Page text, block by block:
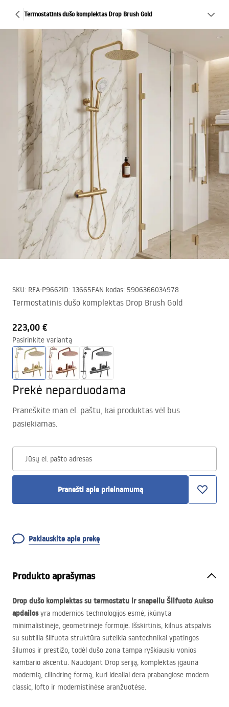
Termostatinis dušo komplektas Drop Brush Gold
SKU: REA-P9662ID: 13665EAN kodas: 5906366034978
Termostatinis dušo komplektas Drop Brush Gold
223,00 €
Pasirinkite variantą
Prekė neparduodama
Praneškite man el. paštu, kai produktas vėl bus
pasiekiamas.
Jūsų el. pašto adresas
Pranešti apie prieinamumą
Paklauskite apie prekę
Produkto aprašymas
Drop dušo komplektas su termostatu ir snapeliu Šlifuoto Aukso
apdailosyra modernios technologijos esmė, įkūnyta
minimalistinėje, geometrinėje formoje. Išskirtinis, kilnus atspalvis
su subtilia šlifuota struktūra suteikia santechnikai ypatingos
šilumos ir prestižo, todėl dušo zona tampa ryškiausiu vonios
kambario akcentu. Naudojant Drop seriją, komplektas įgauna
modernią, cilindrinę formą, kuri idealiai dera prabangiose modern
classic, lofto ir modernistinėse aranžuotėse.